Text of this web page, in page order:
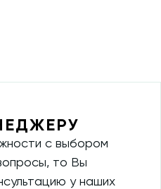
с выбором
то Вы
у наших